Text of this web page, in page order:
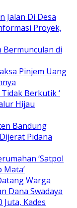
Jalan Di Desa
Proyek,
di
Pinjem Uang
Berkutik ‘
Hijau
Bandung
Pidana
‘Satpol
Warga
Dana Swadaya
Juta, Kades